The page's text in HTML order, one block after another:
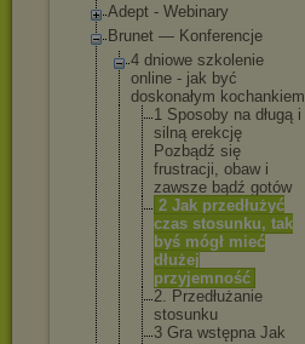
Adept - Webinary
Brunet — Konferencje
4 dniowe szkolenie
online - jak być
doskonałym kochankiem
1 Sposoby na długą i
silną erekcję
Pozbądź się
frustracji, obaw i
zawsze bądź gotów
2 Jak przedłużyć
czas stosunku, tak
byś mógł mieć
dłużej
przyjemność
2. Przedłużanie
stosunku
3 Gra wstępna Jak